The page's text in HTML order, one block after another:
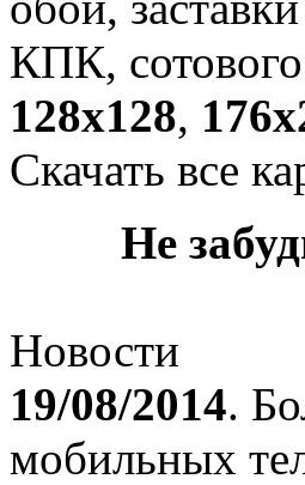
КПК,
128х128,
Скачать все
Не
Новости
19/08/2014.
мобильных